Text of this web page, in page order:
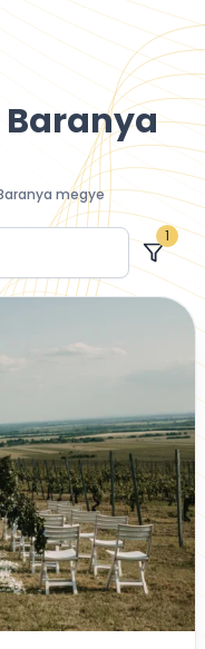
Baranya
megye
1